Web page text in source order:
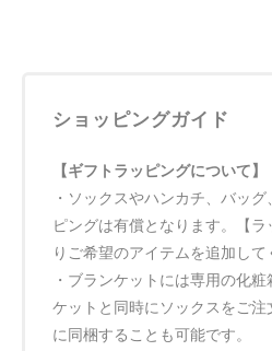
ショッピングガイド
【ギフトラッピングについて】
・ソックスやハンカチ、バッ
ピングは有償となります。【
りご希望のアイテムを追加して
・ブランケットには専用の化
ケットと同時にソックスをご
に同梱することも可能です。